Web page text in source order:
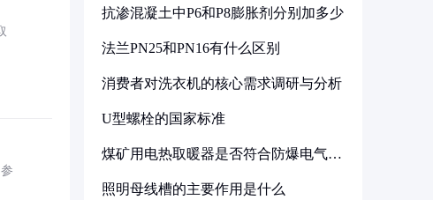
抗渗混凝土中P6和P8膨胀剂分别加多少
法兰PN25和PN16有什么区别
消费者对洗衣机的核心需求调研与分析
U型螺栓的国家标准
煤矿用电热取暖器是否符合防爆电气设
照明母线槽的主要作用是什么